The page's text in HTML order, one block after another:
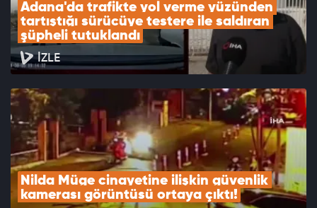
Adana'da trafikte yol verme yüzünden
tartıştığı sürücüye testere ile saldıran
şüpheli tutuklandı
İZLE
Nilda Müge cinayetine ilişkin güvenlik
kamerası görüntüsü ortaya çıktı!